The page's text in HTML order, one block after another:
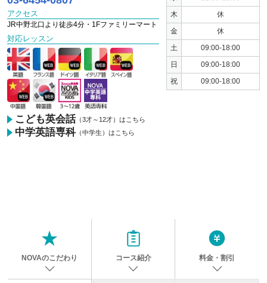
アクセス
JR中野北口より徒歩4分・1Fファミリーマート
対応レッスン
こども英会話（3才～12才）はこちら
中学英語専科（中学生）はこちら
木 休
金 休
土 09:00-18:00
日 09:00-18:00
祝 09:00-18:00
NOVAのこだわり コース紹介 料金・割引